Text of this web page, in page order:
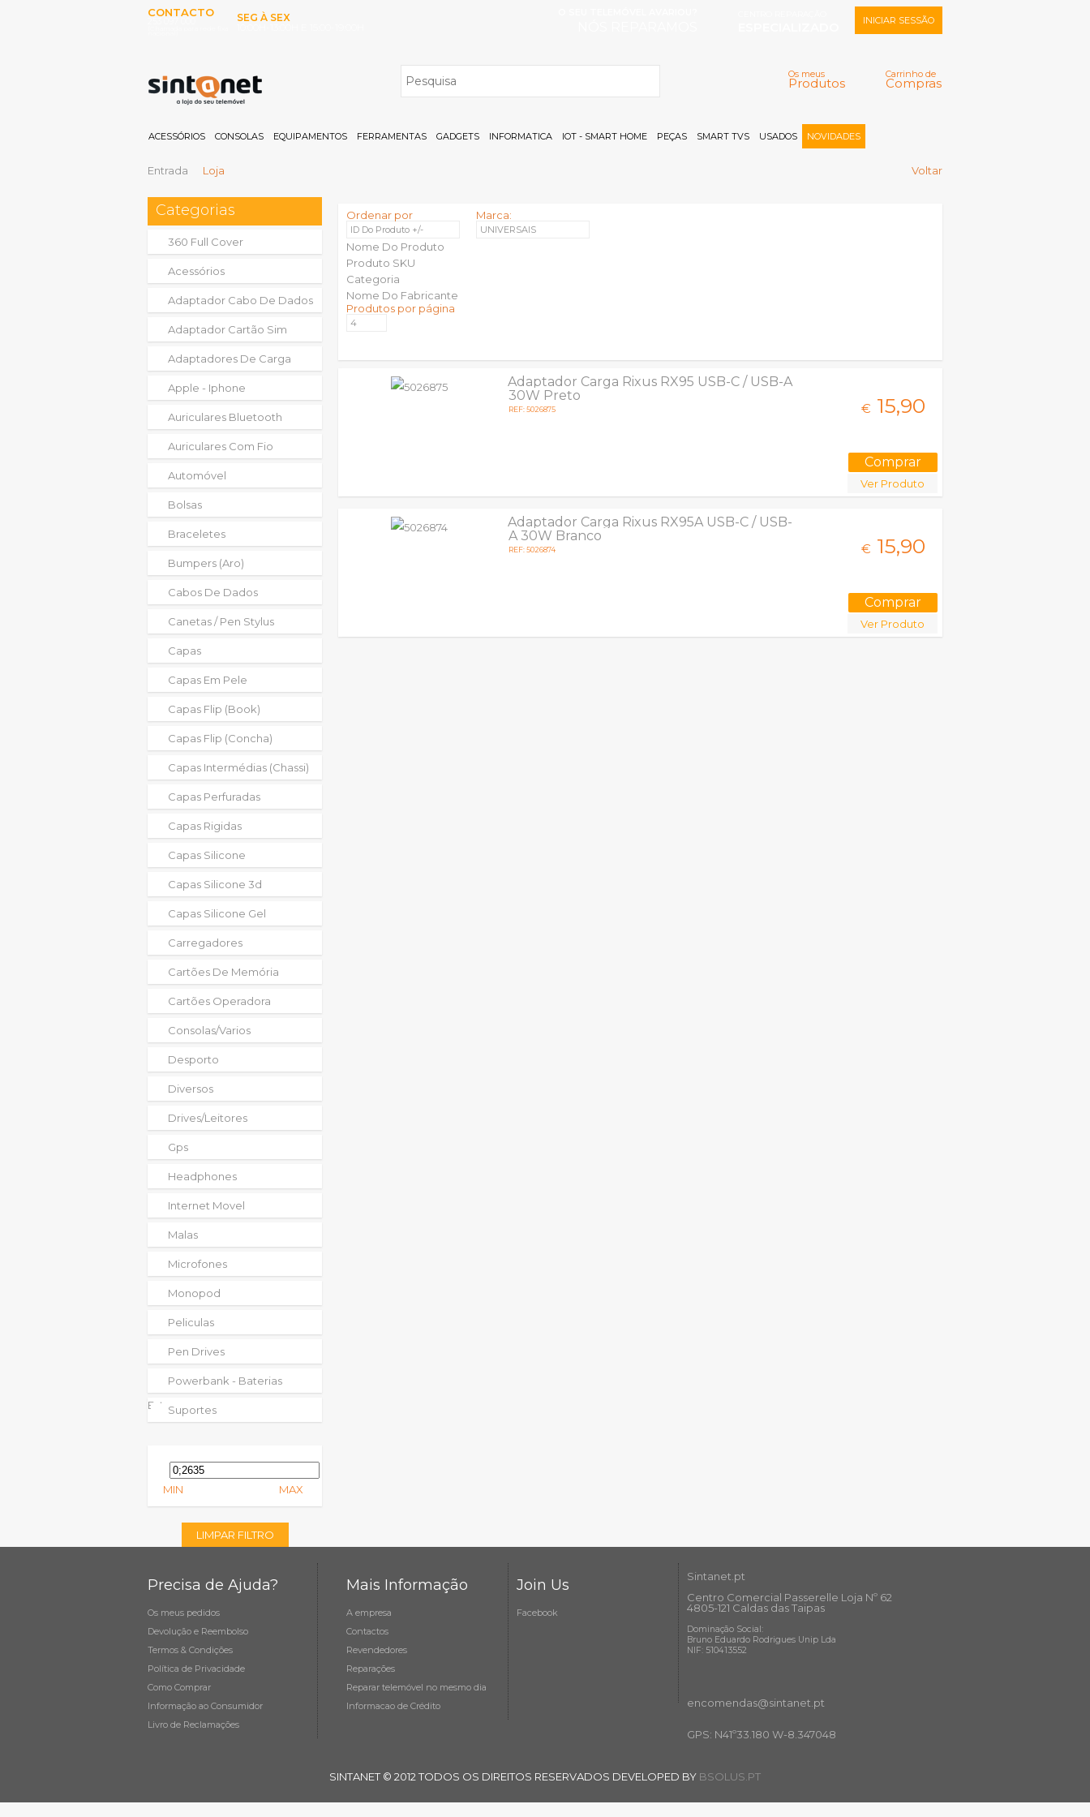
CONTACTO
SEG À SEX
Carrinho de
Compras
Os meus
Produtos
INICIAR SESSÃO
Memorizar
Registar |
ACESSÓRIOS CONSOLAS EQUIPAMENTOS FERRAMENTAS GADGETS INFORMATICA IOT - SMART HOME PEÇAS SMART TVS USADOS NOVIDADES
Entrada Loja Voltar
Categorias
360 Full Cover
Acessórios
Adaptador Cabo De Dados
Adaptador Cartão Sim
Adaptadores De Carga
Apple - Iphone
Auriculares Bluetooth
Auriculares Com Fio
Automóvel
Bolsas
Braceletes
Bumpers (aro)
Cabos De Dados
Canetas / Pen Stylus
Capas
Capas Em Pele
Capas Flip (book)
Capas Flip (concha)
Capas Intermédias (chassi)
Capas Perfuradas
Capas Rigidas
Capas Silicone
Capas Silicone 3d
Capas Silicone Gel
Carregadores
Cartões De Memória
Cartões Operadora
Consolas/varios
Desporto
Diversos
Drives/leitores
Gps
Headphones
Internet Movel
Malas
Microfones
Monopod
Peliculas
Pen Drives
Powerbank - Baterias
ExternasSuportes
MIN MAX
LIMPAR FILTRO
Ordenar por
ID Do Produto +/-
Nome Do Produto
Produto SKU
Categoria
Nome Do Fabricante
Marca:
UNIVERSAIS
Produtos por página
Adaptador Carga Rixus RX95 USB-C / USB-A
30W Preto
REF: 5026875 € 15,90
Ver Produto
Adaptador Carga Rixus RX95A USB-C / USB-
A 30W Branco
REF: 5026874 € 15,90
Ver Produto
Precisa de Ajuda?
Os meus pedidos
Devolução e Reembolso
Termos & Condições
Política de Privacidade
Como Comprar
Informação ao Consumidor
Livro de Reclamações
Mais Informação
A empresa
Contactos
Revendedores
Reparações
Reparar telemóvel no mesmo dia
Informacao de Crédito
Join Us
Facebook
Sintanet.pt
Centro Comercial Passerelle Loja Nº 62
4805-121 Caldas das Taipas
Dominação Social:
Bruno Eduardo Rodrigues Unip Lda
NIF: 510413552
encomendas@sintanet .pt
GPS: N41º33.180 W-8.347048
SINTANET © 2012 TODOS OS DIREITOS RESERVADOS DEVELOPED BY BSOLUS.PT